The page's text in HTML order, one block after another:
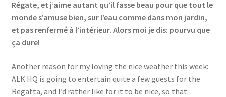
Régate, et j’aime autant qu’il fasse beau pour que tout le
monde s’amuse bien, sur l’eau comme dans mon jardin,
et pas renfermé à l’intérieur. Alors moi je dis: pourvu que
ça dure!
Another reason for my loving the nice weather this week:
ALK HQ is going to entertain quite a few guests for the
Regatta, and I’d rather like for it to be nice, so that